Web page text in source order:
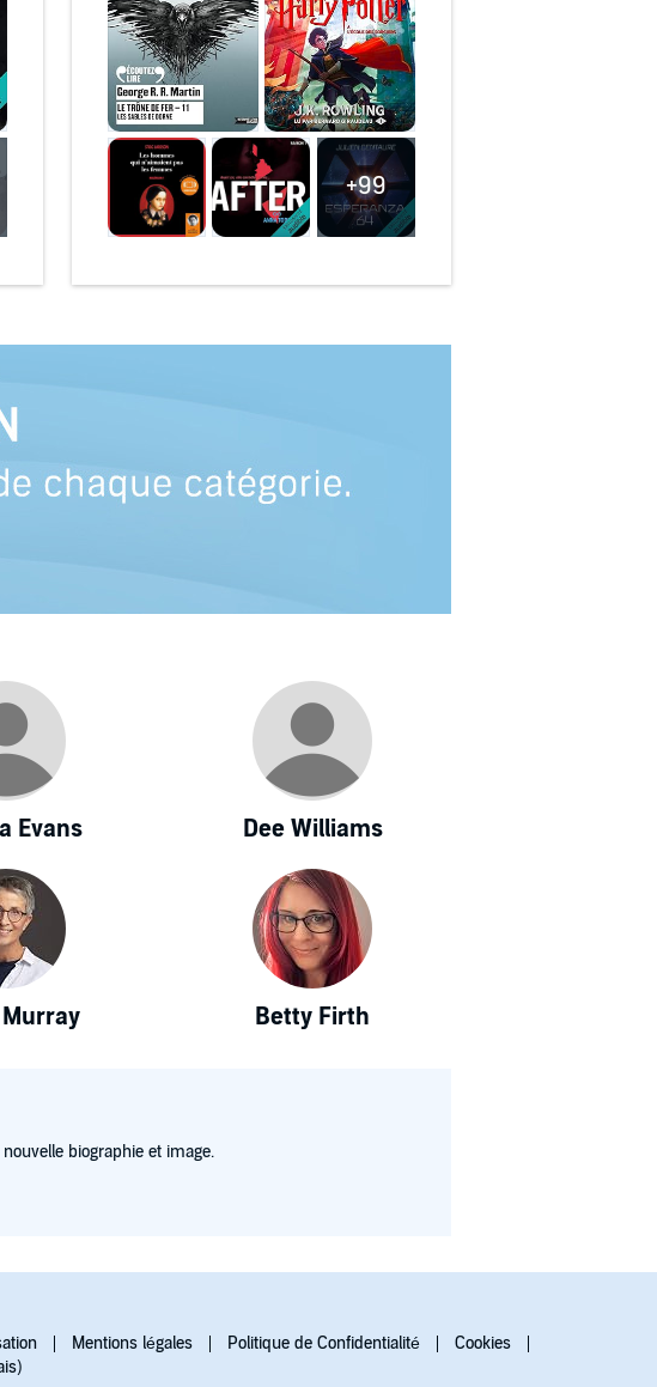
+99
Evans Dee Williams
Betty Firth
biographie et image.
Mentions légales Politique de Confidentialité
Cookies